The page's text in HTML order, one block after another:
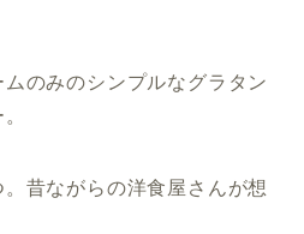
のみのシンプルなグラタン
昔ながらの洋食屋さんが想